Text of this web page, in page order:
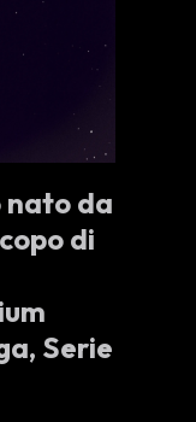
nato da
di
Serie